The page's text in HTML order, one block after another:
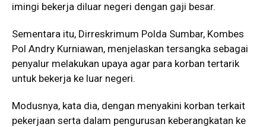
imingi bekerja diluar negeri dengan gaji besar.
Sementara itu, Dirreskrimum Polda Sumbar, Kombes
Pol Andry Kurniawan, menjelaskan tersangka sebagai
penyalur melakukan upaya agar para korban tertarik
untuk bekerja ke luar negeri.
Modusnya, kata dia, dengan menyakini korban terkait
pekerjaan serta dalam pengurusan keberangkatan ke